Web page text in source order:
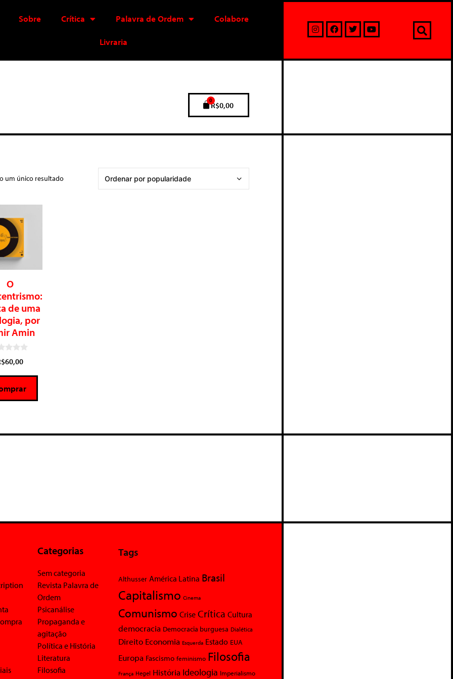
Sobre Crítica Palavra de Ordem Colabore
Livraria
R$0,00
0
um único resultado
O
de uma
por
Amin
60,00
Categorias
Sem categoria
Revista Palavra de
Ordem
Psicanálise
Propaganda e
agitação
Política e História
Literatura
Filosofia
Tags
Althusser América Latina Brasil
Capitalismo Cinema
Comunismo Crise Crítica Cultura
democracia Democracia burguesa Dialética
Direito Economia Esquerda Estado EUA
Europa Fascismo feminismo Filosofia
França Hegel História Ideologia Imperialismo